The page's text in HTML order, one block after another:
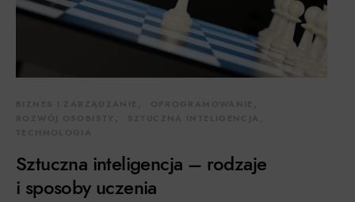
Sztuczna inteligencja – rodzaje
i sposoby uczenia